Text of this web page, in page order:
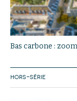
Bas carbone :
HORS-SÉRIE